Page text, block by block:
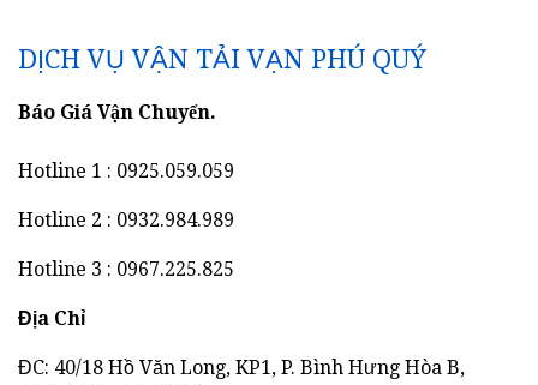
DỊCH VỤ VẬN TẢI VẠN PHÚ QUÝ
Báo Giá Vận Chuyển.
Hotline 1 : 0925.059.059
Hotline 2 : 0932.984.989
Hotline 3 : 0967.225.825
Địa Chỉ
ĐC: 40/18 Hồ Văn Long, KP1, P. Bình Hưng Hòa B,